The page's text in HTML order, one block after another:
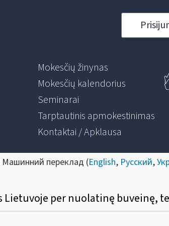
Mokesčių žinynas
Mokesčių kalendorius
Seminarai
Tarptautinis apmokestinimas
Kontaktai / Apklausa
переклад (English, Русский,